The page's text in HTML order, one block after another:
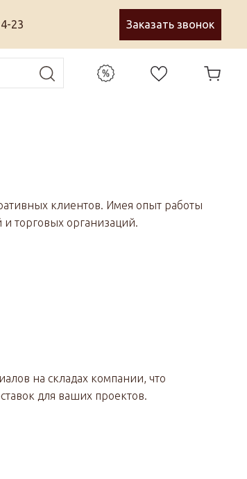
23 Заказать звонок
клиентов. Имея опыт работы
торговых организаций.
на складах компании, что
для ваших проектов.